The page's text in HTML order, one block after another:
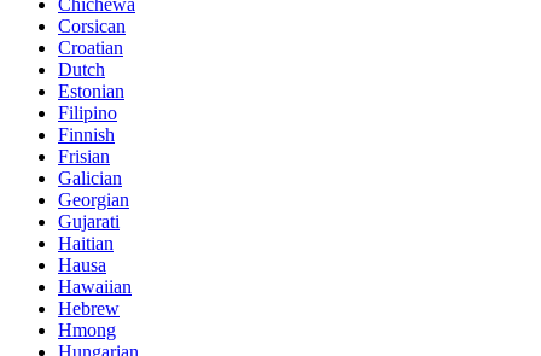
Chichewa
Corsican
Croatian
Dutch
Estonian
Filipino
Finnish
Frisian
Galician
Georgian
Gujarati
Haitian
Hausa
Hawaiian
Hebrew
Hmong
Hungarian